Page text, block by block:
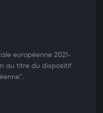
européenne 2021-
au titre du dispositif